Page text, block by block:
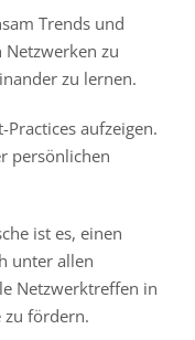
Trends und
Netzwerken zu
zu lernen.
Practices aufzeigen.
persönlichen
ist es, einen
unter allen
Netzwerktreffen in
fördern.